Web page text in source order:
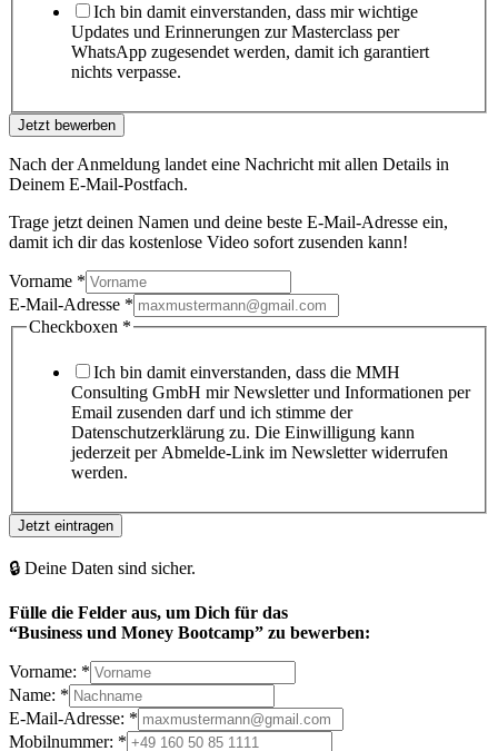
Ich bin damit einverstanden, dass mir wichtige
Updates und Erinnerungen zur Masterclass per
WhatsApp zugesendet werden, damit ich garantiert
nichts verpasse.
Jetzt bewerben
Nach der Anmeldung landet eine Nachricht mit allen Details in
Deinem E-Mail-Postfach.
Trage jetzt deinen Namen und deine beste E-Mail-Adresse ein,
damit ich dir das kostenlose Video sofort zusenden kann!
Vorname *
E-Mail-Adresse *
Checkboxen *
Ich bin damit einverstanden, dass die MMH
Consulting GmbH mir Newsletter und Informationen per
Email zusenden darf und ich stimme der
Datenschutzerklärung zu. Die Einwilligung kann
jederzeit per Abmelde-Link im Newsletter widerrufen
werden.
Jetzt eintragen
🔒 Deine Daten sind sicher.
Fülle die Felder aus, um Dich für das
“Business und Money Bootcamp” zu bewerben:
Vorname: *
Name: *
E-Mail-Adresse: *
Mobilnummer: *